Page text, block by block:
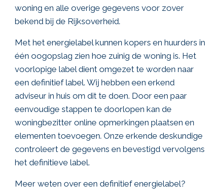
woning en alle overige gegevens voor zover
bekend bij de Rijksoverheid.
Met het energielabel kunnen kopers en huurders in
één oogopslag zien hoe zuinig de woning is. Het
voorlopige label dient omgezet te worden naar
een definitief label. Wij hebben een erkend
adviseur in huis om dit te doen. Door een paar
eenvoudige stappen te doorlopen kan de
woningbezitter online opmerkingen plaatsen en
elementen toevoegen. Onze erkende deskundige
controleert de gegevens en bevestigd vervolgens
het definitieve label.
Meer weten over een definitief energielabel?